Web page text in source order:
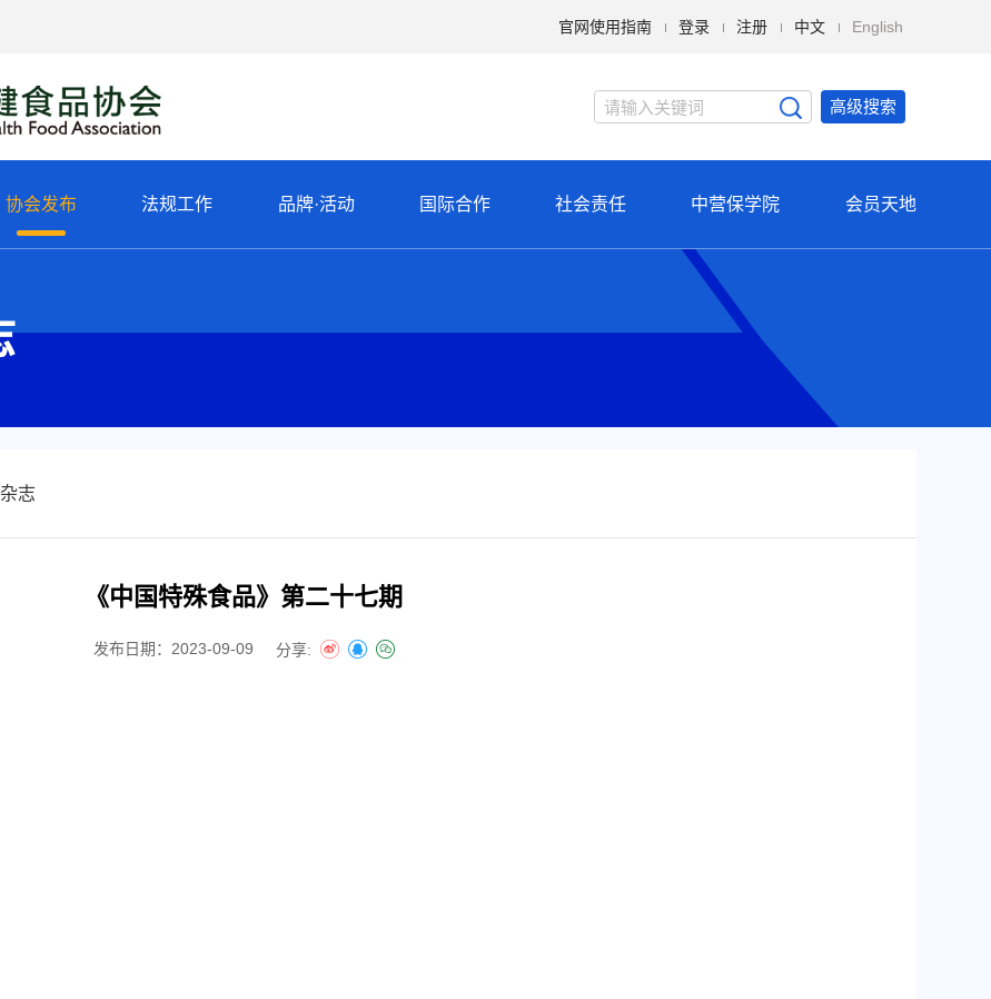
官网使用指南 登录 注册 中文 English
高级搜索
协会发布 法规工作 品牌·活动 国际合作 社会责任 中营保学院 会员天地
志
《中国特殊食品》第二十七期
发布日期：2023-09-09 分享: